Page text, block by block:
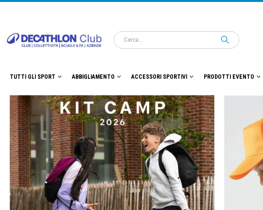
TUTTI GLI SPORT ABBIGLIAMENTO ACCESSORI SPORTIVI PRODOTTI EVENTO